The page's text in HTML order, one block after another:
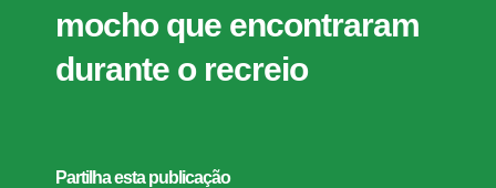
mocho que encontraram
durante o recreio
Partilha esta publicação